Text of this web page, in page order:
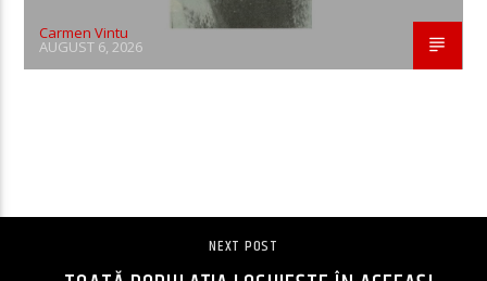
Carmen Vintu
AUGUST 6, 2026
NEXT POST